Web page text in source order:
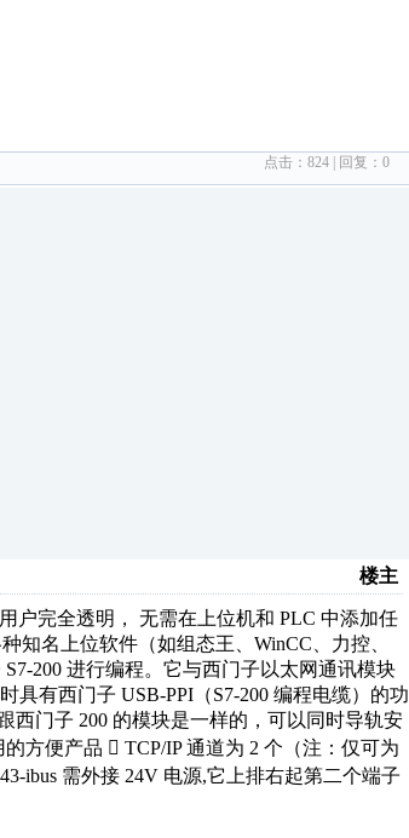
点击： 824 | 回复： 0
楼主
户完全透明， 无需在上位机和 PLC 中添加任
知名上位软件（如组态王、WinCC、力控、
200 进行编程。它与西门子以太网通讯模块
具有西门子 USB-PPI（S7-200 编程电缆）的功
西门子 200 的模块是一样的，可以同时导轨安
方便产品  TCP/IP 通道为 2 个（注：仅可为
ibus 需外接 24V 电源,它上排右起第二个端子